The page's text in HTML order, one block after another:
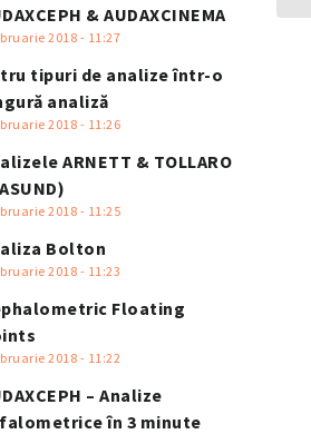
& AUDAXCINEMA
2018 - 11:27
tipuri de analize într-o
analiză
2018 - 11:26
ARNETT & TOLLARO
2018 - 11:25
Bolton
2018 - 11:23
Floating
2018 - 11:22
– Analize
în 3 minute